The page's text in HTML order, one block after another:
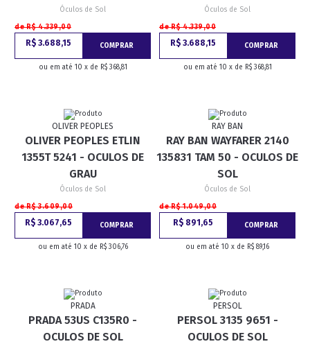
Óculos de Sol
de R$ 4.339,00
R$ 3.688,15 COMPRAR
ou em até 10 x de R$ 368,81
Óculos de Sol
de R$ 4.339,00
R$ 3.688,15 COMPRAR
ou em até 10 x de R$ 368,81
OLIVER PEOPLES
OLIVER PEOPLES ETLIN
1355T 5241 - OCULOS DE
GRAU
Óculos de Sol
de R$ 3.609,00
R$ 3.067,65 COMPRAR
ou em até 10 x de R$ 306,76
RAY BAN
RAY BAN WAYFARER 2140
135831 TAM 50 - OCULOS DE
SOL
Óculos de Sol
de R$ 1.049,00
R$ 891,65 COMPRAR
ou em até 10 x de R$ 89,16
PRADA
PRADA 53US C135R0 -
OCULOS DE SOL
PERSOL
PERSOL 3135 9651 -
OCULOS DE SOL